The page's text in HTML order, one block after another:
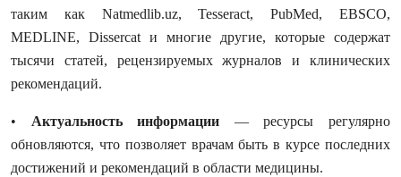
таким как Natmedlib.uz, Tesseract, PubMed, EBSCO,
MEDLINE, Dissercat и многие другие, которые содержат
тысячи статей, рецензируемых журналов и клинических
рекомендаций.
• Актуальность информации — ресурсы регулярно
обновляются, что позволяет врачам быть в курсе последних
достижений и рекомендаций в области медицины.